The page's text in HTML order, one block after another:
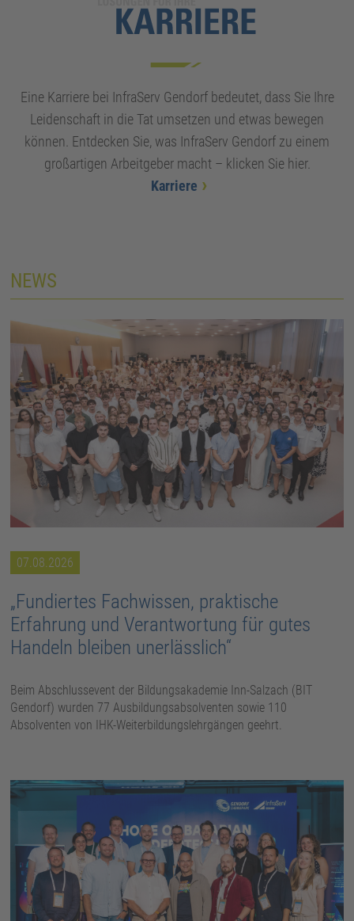
Eine Karriere bei InfraServ Gendorf bedeutet, dass Sie Ihre
Leidenschaft in die Tat umsetzen und etwas bewegen
können. Entdecken Sie, was InfraServ Gendorf zu einem
großartigen Arbeitgeber macht – klicken Sie hier.
Karriere
NEWS
07.08.2026
„Fundiertes Fachwissen, praktische
Erfahrung und Verantwortung für gutes
Handeln bleiben unerlässlich“
Beim Abschlussevent der Bildungsakademie Inn-Salzach (BIT
Gendorf) wurden 77 Ausbildungsabsolventen sowie 110
Absolventen von IHK-Weiterbildungslehrgängen geehrt.